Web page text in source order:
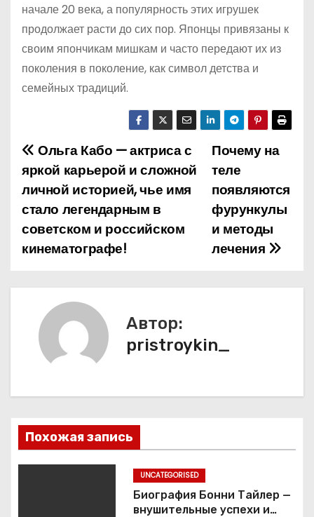
начале 20 века, а популярность этих игрушек
продолжает расти до сих пор. Японцы привязаны к
своим япончикам мишкам и часто передают их из
поколения в поколение, как символ детства и
семейных традиций.
Н
а
в
и
я
п
о
Почему на
теле
появляются
фурункулы
и методы
лечения
Ольга Кабо — актриса с
яркой карьерой и сложной
личной историей, чье имя
стало легендарным в
советском и российском
кинематографе!
Автор:
pristroykin_
Похожая запись
UNCATEGORISED
Биография Бонни Тайлер —
внушительные успехи и